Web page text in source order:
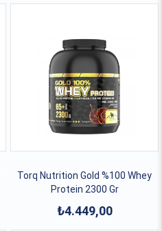
Torq Nutrition Gold %100 Whey
Protein 2300 Gr
₺4.449,00